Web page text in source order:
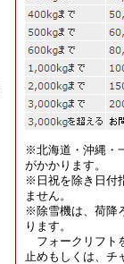
※北海道・沖縄・
がかかります。
※日祝を除き日付
ません。
※除雪機は、荷降
ります。
フォークリフト
止めもしくは、チ